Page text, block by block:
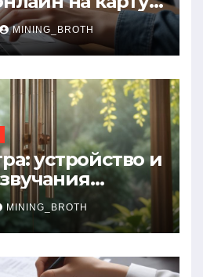
офис: порядок,
и документы
MINING_BROTH
устройство и
MINING_BROTH